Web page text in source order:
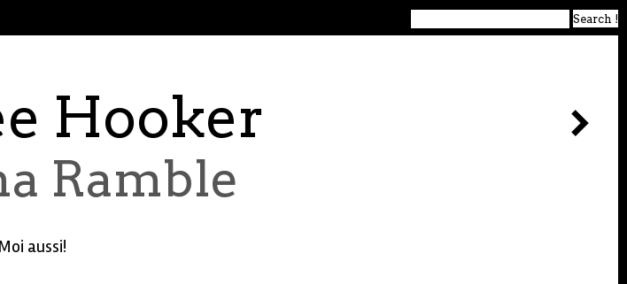
Hooker
Ramble
Moi aussi!